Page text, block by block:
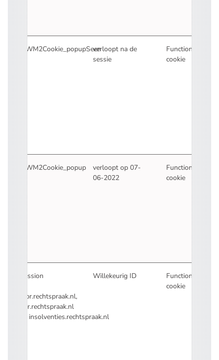
MWM2Cookie_popupSeenverloopt na de
sessie
Functionele
cookie
MWM2Cookie_popup
verloopt op 07-
06-2022
Functionele
cookie
Session
ccbr.rechtspraak.nl,
hgr.rechtspraak.nl
en insolventies.rechtspraak.nl
Willekeurig ID
Functioneel
cookie